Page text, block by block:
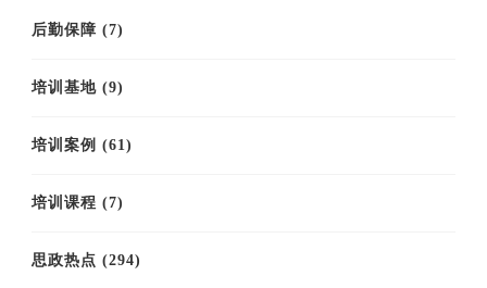
后勤保障 (7)
培训基地 (9)
培训案例 (61)
培训课程 (7)
思政热点 (294)